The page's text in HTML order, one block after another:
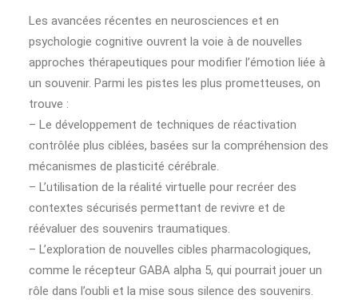
Les avancées récentes en neurosciences et en
psychologie cognitive ouvrent la voie à de nouvelles
approches thérapeutiques pour modifier l’émotion liée à
un souvenir. Parmi les pistes les plus prometteuses, on
trouve :
– Le développement de techniques de réactivation
contrôlée plus ciblées, basées sur la compréhension des
mécanismes de plasticité cérébrale.
– L’utilisation de la réalité virtuelle pour recréer des
contextes sécurisés permettant de revivre et de
réévaluer des souvenirs traumatiques.
– L’exploration de nouvelles cibles pharmacologiques,
comme le récepteur GABA alpha 5, qui pourrait jouer un
rôle dans l’oubli et la mise sous silence des souvenirs.